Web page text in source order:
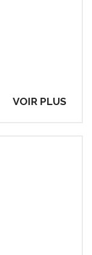
VOIR PLUS